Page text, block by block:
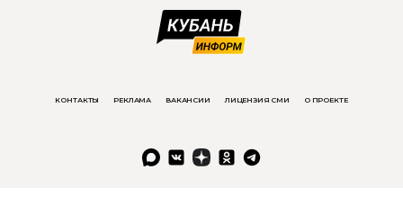
КОНТАКТЫ РЕКЛАМА ВАКАНСИИ ЛИЦЕНЗИЯ СМИ О ПРОЕКТЕ